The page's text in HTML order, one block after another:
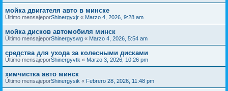
мойка двигателя авто в минске
Último mensajeporShinergyxjr « Marzo 4, 2026, 9:28 am
мойка дисков автомобиля минск
Último mensajeporShinergyswg « Marzo 4, 2026, 5:54 am
средства для ухода за колесными дисками
Último mensajeporShinergyvtk « Marzo 3, 2026, 10:26 pm
химчистка авто минск
Último mensajeporShinergysik « Febrero 28, 2026, 11:48 pm